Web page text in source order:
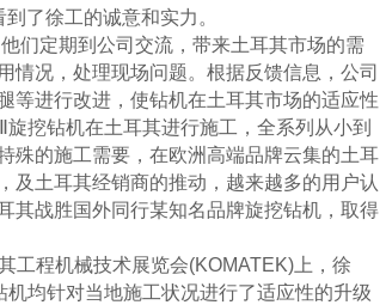
了徐工的诚意和实力。
定期到公司交流，带来土耳其市场的需
情况，处理现场问题。根据反馈信息，公司
等进行改进，使钻机在土耳其市场的适应性
挖钻机在土耳其进行施工，全系列从小到
殊的施工需要，在欧洲高端品牌云集的土耳
及土耳其经销商的推动，越来越多的用户认
其战胜国外同行某知名品牌旋挖钻机，取得
程机械技术展览会(KOMATEK)上，徐
机均针对当地施工状况进行了适应性的升级